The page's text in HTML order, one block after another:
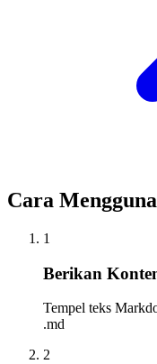
Cara
1
Berikan
Tempel teks
.md
2